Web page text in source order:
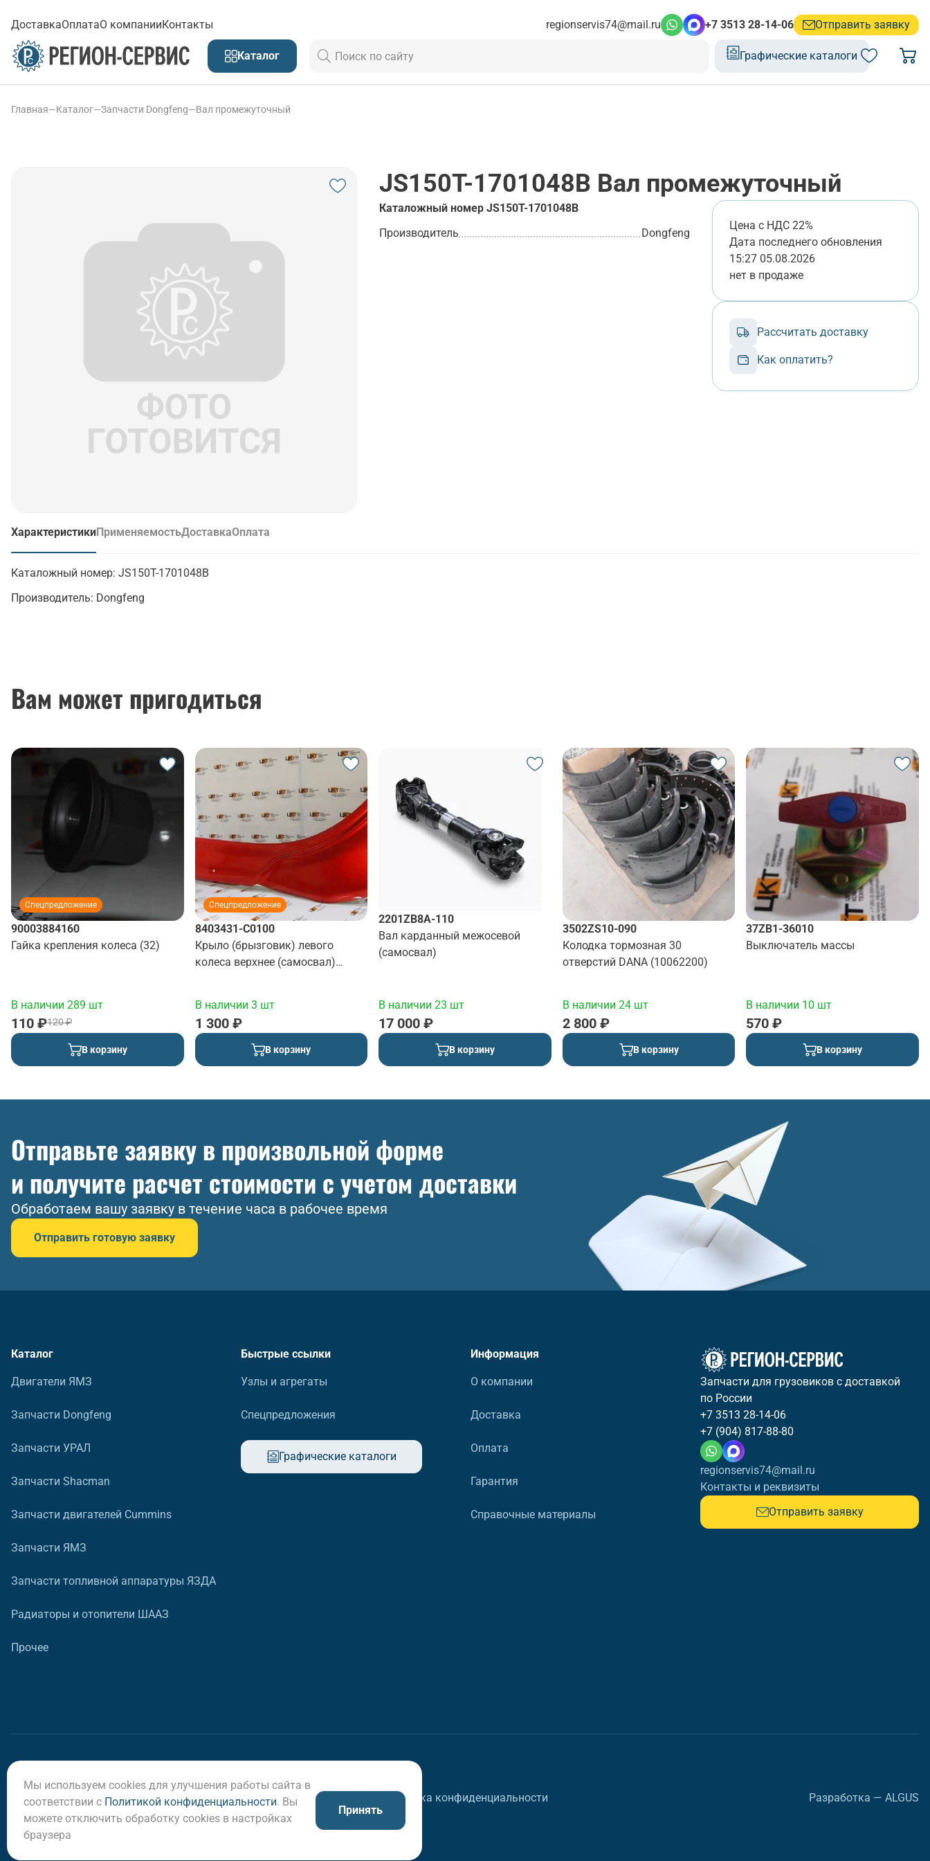
ДоставкаОплатаО компанииКонтакты regionservis74@mail.ru +7 3513 28-14-06 Отправить заявку
Каталог Графические каталоги
Главная—Каталог—Запчасти Dongfeng—Вал промежуточный
JS150T-1701048B Вал промежуточный
Каталожный номер JS150T-1701048B
Производитель
Dongfeng
Цена с НДС 22%
Дата последнего обновления
15:27 05.08.2026
нет в продаже
Рассчитать доставку
Как оплатить?
Характеристики
(активная вкладка)
ПрименяемостьДоставкаОплата
Каталожный номер: JS150T-1701048B
Производитель: Dongfeng
Вам может пригодиться
Спецпредложение
90003884160
Гайка крепления колеса (32)
В наличии 289 шт
120 ₽
110 ₽
В корзину
Спецпредложение
8403431-C0100
Крыло (брызговик) левого
колеса верхнее (самосвал)
В наличии 3 шт
1 300 ₽
В корзину
2201ZB8A-110
Вал карданный межосевой
(самосвал)
В наличии 23 шт
17 000 ₽
В корзину
3502ZS10-090
Колодка тормозная 30
отверстий DANA (10062200)
В наличии 24 шт
2 800 ₽
В корзину
37ZB1-36010
Выключатель массы
В наличии 10 шт
570 ₽
В корзину
Отправьте заявку в произвольной форме
и получите расчет стоимости с учетом доставки
Обработаем вашу заявку в течение часа в рабочее время
Отправить готовую заявку
Каталог
Двигатели ЯМЗ
Запчасти Dongfeng
Запчасти УРАЛ
Запчасти Shacman
Запчасти двигателей Cummins
Запчасти ЯМЗ
Запчасти топливной аппаратуры ЯЗДА
Радиаторы и отопители ШААЗ
Прочее
Быстрые ссылки
Узлы и агрегаты
Спецпредложения
Графические каталоги
Информация
О компании
Доставка
Оплата
Гарантия
Справочные материалы
Запчасти для грузовиков с доставкой
по России
+7 3513 28-14-06
+7 (904) 817-88-80
regionservis74@mail.ru
Контакты и реквизиты
Отправить заявку
© ООО «Регион-Сервис», 2026 Политика конфиденциальности Разработка — ALGUS
Мы используем cookies для улучшения работы сайта в
соответствии с Политикой конфиденциальности. Вы
можете отключить обработку cookies в настройках
браузера
Принять